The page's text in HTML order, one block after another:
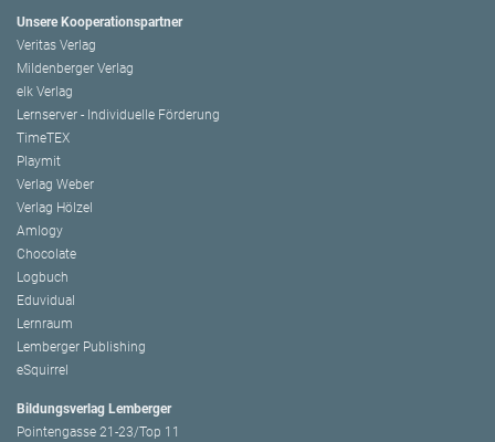
Unsere Kooperationspartner
Veritas Verlag
Mildenberger Verlag
elk Verlag
Lernserver - Individuelle Förderung
TimeTEX
Playmit
Verlag Weber
Verlag Hölzel
Amlogy
Chocolate
Logbuch
Eduvidual
Lernraum
Lemberger Publishing
eSquirrel
Bildungsverlag Lemberger
Pointengasse 21-23/Top 11